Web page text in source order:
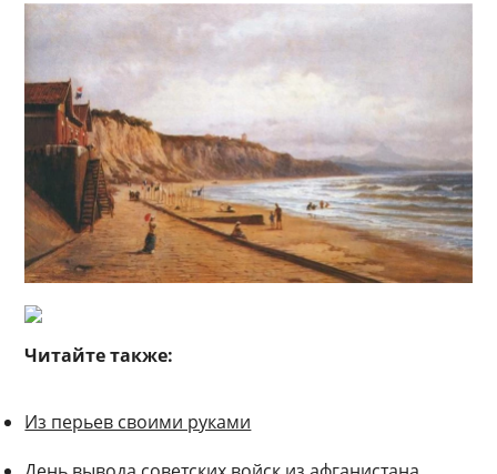
Читайте также:
Из перьев своими руками